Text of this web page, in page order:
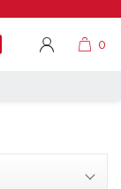
nos